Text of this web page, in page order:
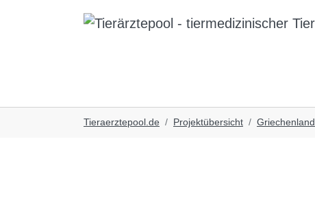
Tieraerztepool.de
Projektübersicht Griechenland